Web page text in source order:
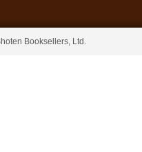
Booksellers, Ltd.